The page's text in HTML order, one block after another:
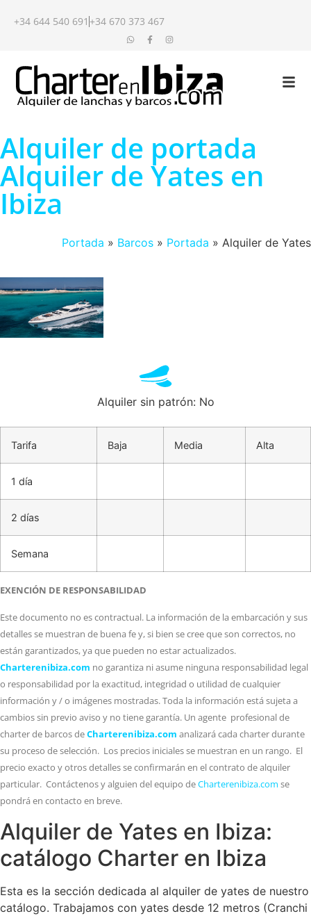
+34 644 540 691 +34 670 373 467
Alquiler de portada
Alquiler de Yates en
Ibiza
Portada » Barcos » Portada » Alquiler de Yates
Alquiler sin patrón: No
Tarifa Baja Media Alta
1 día
2 días
Semana
EXENCIÓN DE RESPONSABILIDAD
Este documento no es contractual. La información de la embarcación y sus
detalles se muestran de buena fe y, si bien se cree que son correctos, no
están garantizados, ya que pueden no estar actualizados.
Charterenibiza.com no garantiza ni asume ninguna responsabilidad legal
o responsabilidad por la exactitud, integridad o utilidad de cualquier
información y / o imágenes mostradas. Toda la información está sujeta a
cambios sin previo aviso y no tiene garantía. Un agente profesional de
charter de barcos deCharterenibiza.com analizará cada charter durante
su proceso de selección. Los precios iniciales se muestran en un rango. El
precio exacto y otros detalles se confirmarán en el contrato de alquiler
particular. Contáctenos y alguien del equipo deCharterenibiza.com se
pondrá en contacto en breve.
Alquiler de Yates en Ibiza:
catálogo Charter en Ibiza
Esta es la sección dedicada al alquiler de yates de nuestro
catálogo. Trabajamos con yates desde 12 metros (Cranchi